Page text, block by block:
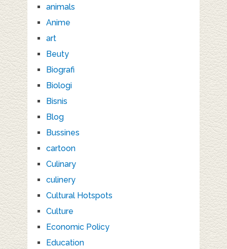
animals
Anime
art
Beuty
Biografi
Biologi
Bisnis
Blog
Bussines
cartoon
Culinary
culinery
Cultural Hotspots
Culture
Economic Policy
Education